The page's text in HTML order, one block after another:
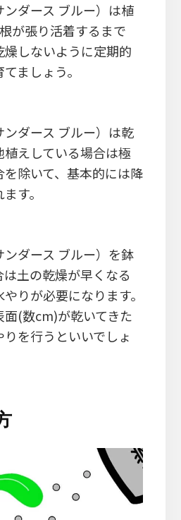
ダース ブルー）は植
が張り活着するまで
しないように定期的
ましょう。
ダース ブルー）は乾
えしている場合は極
除いて、基本的には降
す。
ダース ブルー）を鉢
土の乾燥が早くなる
りが必要になります。
(数cm)が乾いてきた
を行うといいでしょ